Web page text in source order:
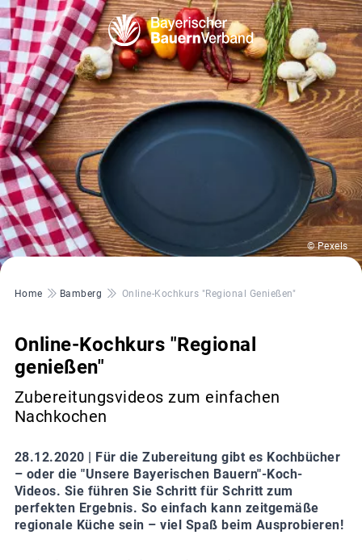
© Pexels
Pfadnavigation
Home Bamberg Online-Kochkurs "Regional Genießen"
Online-Kochkurs "Regional
genießen"
Zubereitungsvideos zum einfachen
Nachkochen
28.12.2020 | Für die Zubereitung gibt es Kochbücher
– oder die "Unsere Bayerischen Bauern"-Koch-
Videos. Sie führen Sie Schritt für Schritt zum
perfekten Ergebnis. So einfach kann zeitgemäße
regionale Küche sein – viel Spaß beim Ausprobieren!